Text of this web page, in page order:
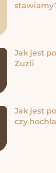
Jak jest
Zuzii
Jak jest
czy hochla